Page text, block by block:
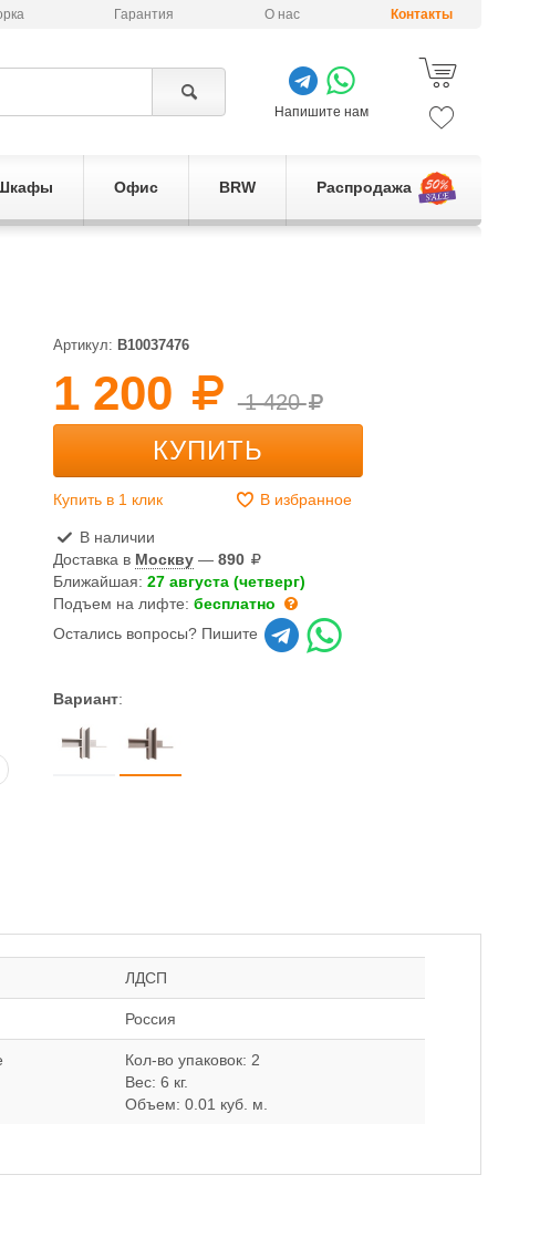
Гарантия О нас Контакты
Напишите нам
Офис BRW Распродажа
Артикул: B10037476
1 200 1 420
КУПИТЬ
Купить в 1 клик В избранное
В наличии
Доставка в Москву —890
Ближайшая:27 августа (четверг)
Подъем на лифте:бесплатно
Остались вопросы? Пишите
Вариант:
ЛДСП
Россия
Кол-во упаковок: 2
Вес: 6 кг.
Объем: 0.01 куб. м.